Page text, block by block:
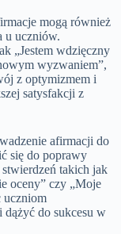
mogą również
u uczniów.
„Jestem wdzięczny
wyzwaniem”,
z optymizmem i
satysfakcji z
afirmacji do
się do poprawy
takich jak
oceny” czy „Moje
uczniom
dążyć do sukcesu w